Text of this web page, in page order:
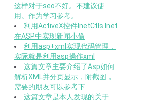
这样对于seo不好。不建议使
用。作为学习参考。
利用ActiveX控件InetCtls.Inet
在ASP中实现新闻小偷
利用asp+xml实现代码管理，
实际就是利用asp操作xml
这篇文章主要介绍了Asp如何
解析XML并分页显示，附截图，
需要的朋友可以参考下
这篇文章是本人发现的关于